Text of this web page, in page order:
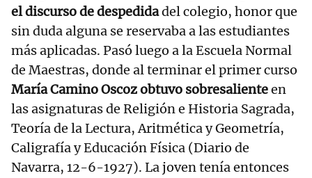
el discurso de despedidadel colegio, honor que
sin duda alguna se reservaba a las estudiantes
más aplicadas. Pasó luego a la Escuela Normal
de Maestras, donde al terminar el primer curso
María Camino Oscoz obtuvo sobresalienteen
las asignaturas de Religión e Historia Sagrada,
Teoría de la Lectura, Aritmética y Geometría,
Caligrafía y Educación Física (Diario de
Navarra, 12-6-1927). La joven tenía entonces